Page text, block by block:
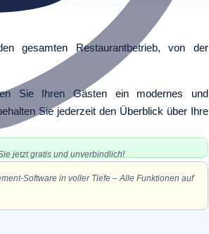
Restaurantbetrieb, von der
Sie Ihren Gästen ein modernes und
Sie jederzeit den Überblick über Ihre
jetzt gratis und unverbindlich!
Software in voller Tiefe – Alle Funktionen auf